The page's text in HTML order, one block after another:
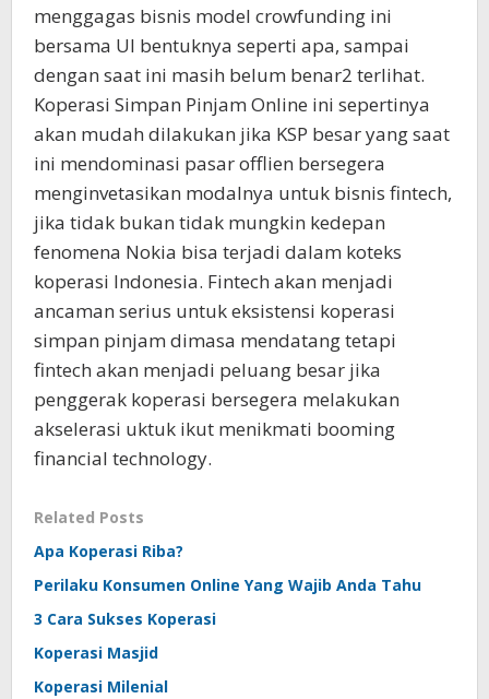
menggagas bisnis model crowfunding ini
bersama UI bentuknya seperti apa, sampai
dengan saat ini masih belum benar2 terlihat.
Koperasi Simpan Pinjam Online ini sepertinya
akan mudah dilakukan jika KSP besar yang saat
ini mendominasi pasar offlien bersegera
menginvetasikan modalnya untuk bisnis fintech,
jika tidak bukan tidak mungkin kedepan
fenomena Nokia bisa terjadi dalam koteks
koperasi Indonesia. Fintech akan menjadi
ancaman serius untuk eksistensi koperasi
simpan pinjam dimasa mendatang tetapi
fintech akan menjadi peluang besar jika
penggerak koperasi bersegera melakukan
akselerasi uktuk ikut menikmati booming
financial technology.
Related Posts
Apa Koperasi Riba?
Perilaku Konsumen Online Yang Wajib Anda Tahu
3 Cara Sukses Koperasi
Koperasi Masjid
Koperasi Milenial